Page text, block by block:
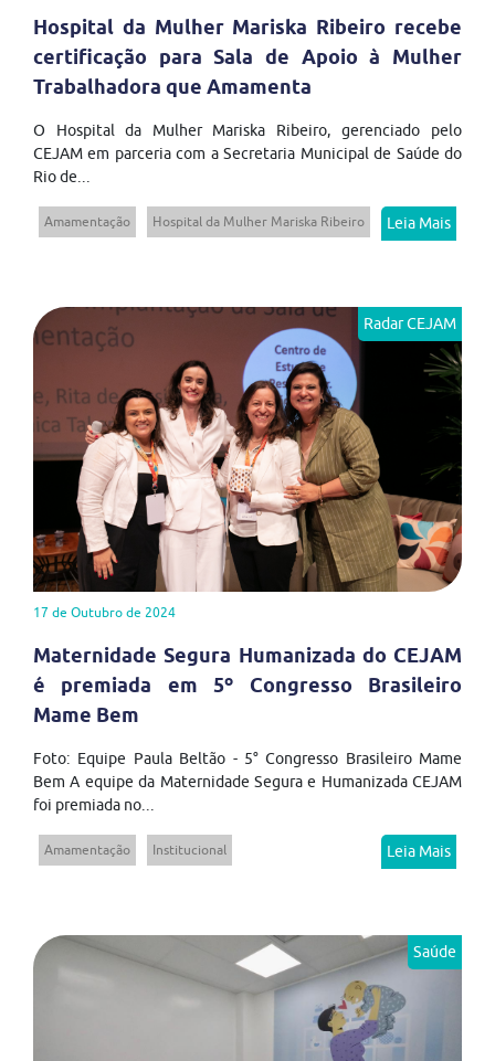
Hospital da Mulher Mariska Ribeiro recebe
certificação para Sala de Apoio à Mulher
Trabalhadora que Amamenta
O Hospital da Mulher Mariska Ribeiro, gerenciado pelo
CEJAM em parceria com a Secretaria Municipal de Saúde do
Rio de...
Amamentação Hospital da Mulher Mariska Ribeiro Leia Mais
Radar CEJAM
17 de Outubro de 2024
Maternidade Segura Humanizada do CEJAM
é premiada em 5º Congresso Brasileiro
Mame Bem
Foto: Equipe Paula Beltão - 5° Congresso Brasileiro Mame
Bem A equipe da Maternidade Segura e Humanizada CEJAM
foi premiada no...
Amamentação Institucional Leia Mais
Saúde